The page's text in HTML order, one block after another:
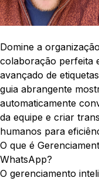
Domine a
colaboração perfeita
avançado de
guia abrangente
automaticamente
da equipe e criar
humanos para
O que é
WhatsApp?
O gerenciamento